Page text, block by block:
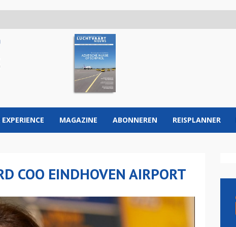
EXPERIENCE MAGAZINE ABONNEREN REISPLANNER
COO EINDHOVEN AIRPORT